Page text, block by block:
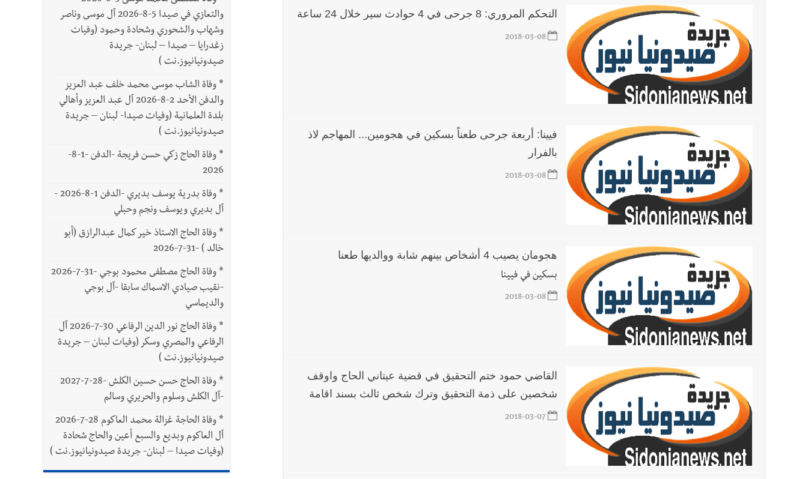
التحكم المروري: 8 جرحى في 4 حوادث سير خلال 24 ساعة
2018-03-08
فيينا: أربعة جرحى طعناً بسكين في هجومين... المهاجم لاذ
بالفرار
2018-03-08
هجومان يصيب 4 أشخاص بينهم شابة ووالديها طعنا
بسكين في فيينا
2018-03-08
القاضي حمود ختم التحقيق في قضية عيتاني الحاج واوقف
شخصين على ذمة التحقيق وترك شخص ثالث بسند اقامة
2018-03-07
والتعازي في صيدا 5-8-2026 آل موسى وناصر
وشهاب والشحوري وشحادة وحمود (وفيات
زغدرايا – صيدا – لبنان- جريدة
صيدونيانيوز.نت )
* وفاة الشاب موسى محمد خلف عبد العزيز
والدفن الأحد 2-8-2026 آل عبد العزيز وأهالي
بلدة العلمانية (وفيات صيدا- لبنان – جريدة
صيدونيانيوز.نت )
*
وفاة الحاج زكي حسن فريجة -الدفن -1-8-
2026
*
وفاة بدرية يوسف بديري -الدفن 1-8-2026 -
آل بديري ويوسف ونجم وحبلي
* وفاة الحاج الاستاذ خير كمال عبدالرازق (أبو
خالد ) -31-7-2026
*
وفاة الحاج مصطفى محمود بوجي -31-7-2026
-نقيب صيادي الاسماك سابقا -آل بوجي
والديماسي
*
وفاة الحاج نور الدين الرفاعي 30-7-2026 آل
الرفاعي والمصري وسكر (وفيات لبنان – جريدة
صيدونيانيوز.نت )
*
وفاة الحاج حسن حسين الكلش -28-7-2027
-آل الكلش وسلوم والحريري وسالم
*
وفاة الحاجة غزالة محمد العاكوم 28-7-2026
آل العاكوم وبديع والسبع أعين والحاج شحادة
(وفيات صيدا – لبنان- جريدة صيدونيانيوز.نت )